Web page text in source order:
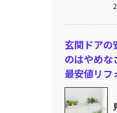
玄関ドアの
のはやめな
最安値リフ